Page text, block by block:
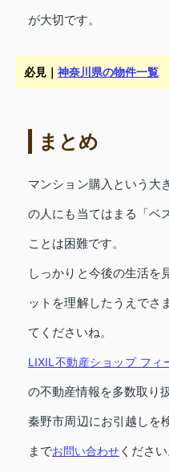
が大切です。
必見｜ 神奈川県の物件一覧
まとめ
マンション購入という大
の人にも当てはまる「ベ
ことは困難です。
しっかりと今後の生活を
ットを理解したうえでさ
てくださいね。
LIXIL不動産ショップ フィ
の不動産情報を多数取り
秦野市周辺にお引越しを
までお問い合わせ ください